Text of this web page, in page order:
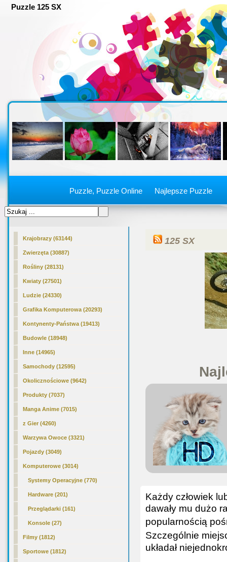
Puzzle 125 SX
Puzzle, Puzzle Online Najlepsze Puzzle
Krajobrazy (63144)
Zwierzęta (30887)
Rośliny (28131)
Kwiaty (27501)
Ludzie (24330)
Grafika Komputerowa (20293)
Kontynenty-Państwa (19413)
Budowle (18948)
Inne (14965)
Samochody (12595)
Okolicznościowe (9642)
Produkty (7037)
Manga Anime (7015)
z Gier (4260)
Warzywa Owoce (3321)
Pojazdy (3049)
Komputerowe (3014)
Systemy Operacyjne (770)
Hardware (201)
Przeglądarki (161)
Konsole (27)
Filmy (1812)
Sportowe (1812)
125 SX
Każdy człowiek
dawały mu dużo
popularnością
Szczególnie
układał